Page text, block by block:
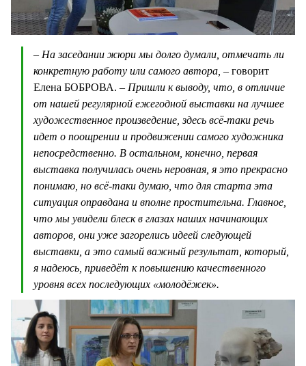
– На заседании жюри мы долго думали, отмечать ли
конкретную работу или самого автора, – говорит
Елена БОБРОВА. – Пришли к выводу, что, в отличие
от нашей регулярной ежегодной выставки на лучшее
художественное произведение, здесь всё-таки речь
идет о поощрении и продвижении самого художника
непосредственно. В остальном, конечно, первая
выставка получилась очень неровная, я это прекрасно
понимаю, но всё-таки думаю, что для старта эта
ситуация оправдана и вполне простительна. Главное,
что мы увидели блеск в глазах наших начинающих
авторов, они уже загорелись идеей следующей
выставки, а это самый важный результат, который,
я надеюсь, приведёт к повышению качественного
уровня всех последующих «молодёжек».